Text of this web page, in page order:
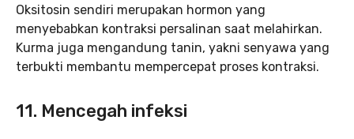
Oksitosin sendiri merupakan hormon yang
menyebabkan kontraksi persalinan saat melahirkan.
Kurma juga mengandung tanin, yakni senyawa yang
terbukti membantu mempercepat proses kontraksi.
11. Mencegah infeksi